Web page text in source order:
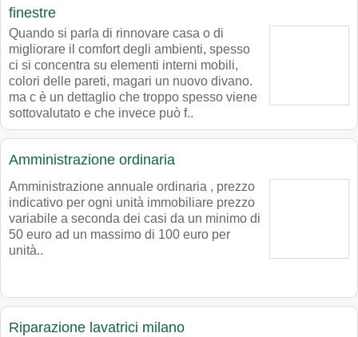
finestre
Quando si parla di rinnovare casa o di
migliorare il comfort degli ambienti, spesso
ci si concentra su elementi interni mobili,
colori delle pareti, magari un nuovo divano.
ma c è un dettaglio che troppo spesso viene
sottovalutato e che invece può f..
Amministrazione ordinaria
Amministrazione annuale ordinaria , prezzo
indicativo per ogni unità immobiliare prezzo
variabile a seconda dei casi da un minimo di
50 euro ad un massimo di 100 euro per
unità..
Riparazione lavatrici milano